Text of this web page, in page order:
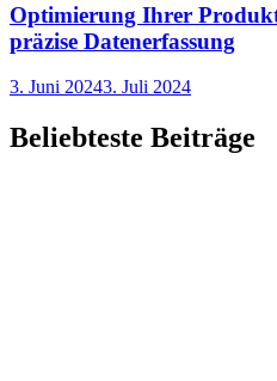
Optimierung Ihrer
präzise Datenerfassung
3. Juni 20243. Juli 2024
Beliebteste Beiträge